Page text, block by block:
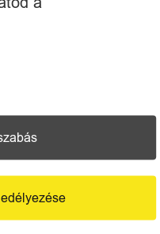
A
Eladó szép, jó
1 hónap jótállás
Üzleteink széles
hasonló eszközöket,
termékünket is!
06707030090